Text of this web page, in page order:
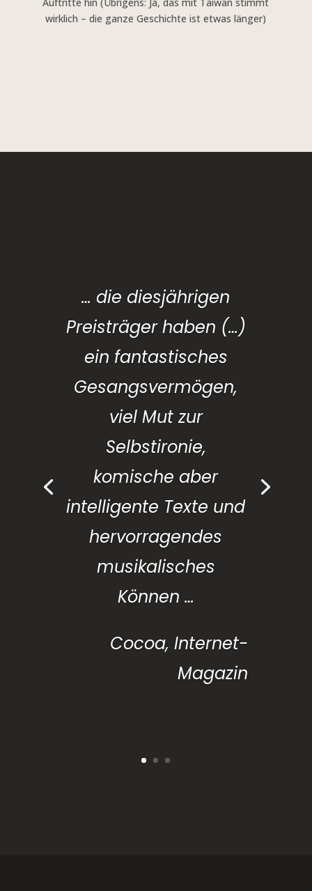
wirklich – die ganze Geschichte ist etwas länger)
… die diesjährigen
Preisträger haben (…)
ein fantastisches
Gesangsvermögen,
viel Mut zur
Selbstironie,
komische aber
intelligente Texte und
hervorragendes
musikalisches
Können …
Cocoa, Internet-
Magazin